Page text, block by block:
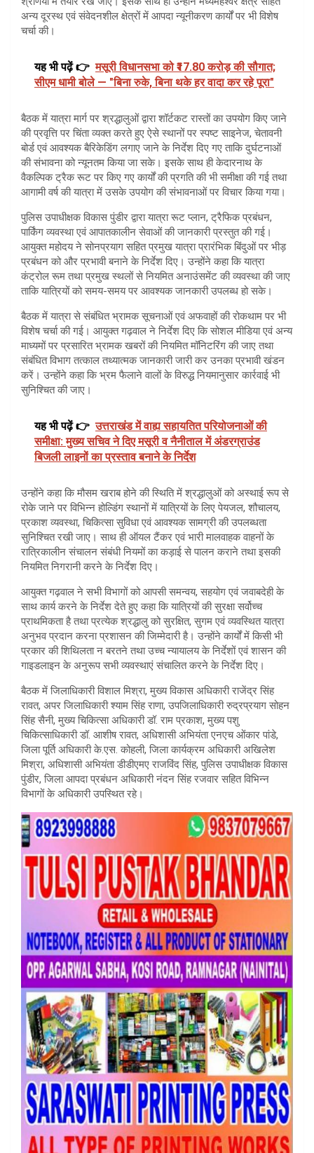
अन्य दूरस्थ एवं संवेदनशील क्षेत्रों में आपदा न्यूनीकरण कार्यों पर भी विशेष
चर्चा की।
यह भी पढ़ें 👉 मसूरी विधानसभा को ₹17.80 करोड़ की सौगात;
सीएम धामी बोले — "बिना रुके, बिना थके हर वादा कर रहे पूरा"
बैठक में यात्रा मार्ग पर श्रद्धालुओं द्वारा शॉर्टकट रास्तों का उपयोग किए जाने
की प्रवृत्ति पर चिंता व्यक्त करते हुए ऐसे स्थानों पर स्पष्ट साइनेज, चेतावनी
बोर्ड एवं आवश्यक बैरिकेडिंग लगाए जाने के निर्देश दिए गए ताकि दुर्घटनाओं
की संभावना को न्यूनतम किया जा सके। इसके साथ ही केदारनाथ के
वैकल्पिक ट्रैक रूट पर किए गए कार्यों की प्रगति की भी समीक्षा की गई तथा
आगामी वर्ष की यात्रा में उसके उपयोग की संभावनाओं पर विचार किया गया।
पुलिस उपाधीक्षक विकास पुंडीर द्वारा यात्रा रूट प्लान, ट्रैफिक प्रबंधन,
पार्किंग व्यवस्था एवं आपातकालीन सेवाओं की जानकारी प्रस्तुत की गई।
आयुक्त महोदय ने सोनप्रयाग सहित प्रमुख यात्रा प्रारंभिक बिंदुओं पर भीड़
प्रबंधन को और प्रभावी बनाने के निर्देश दिए। उन्होंने कहा कि यात्रा
कंट्रोल रूम तथा प्रमुख स्थलों से नियमित अनाउंसमेंट की व्यवस्था की जाए
ताकि यात्रियों को समय-समय पर आवश्यक जानकारी उपलब्ध हो सके।
बैठक में यात्रा से संबंधित भ्रामक सूचनाओं एवं अफवाहों की रोकथाम पर भी
विशेष चर्चा की गई। आयुक्त गढ़वाल ने निर्देश दिए कि सोशल मीडिया एवं अन्य
माध्यमों पर प्रसारित भ्रामक खबरों की नियमित मॉनिटरिंग की जाए तथा
संबंधित विभाग तत्काल तथ्यात्मक जानकारी जारी कर उनका प्रभावी खंडन
करें। उन्होंने कहा कि भ्रम फैलाने वालों के विरुद्ध नियमानुसार कार्रवाई भी
सुनिश्चित की जाए।
यह भी पढ़ें 👉 उत्तराखंड में वाह्य सहायतित परियोजनाओं की
समीक्षा: मुख्य सचिव ने दिए मसूरी व नैनीताल में अंडरग्राउंड
बिजली लाइनों का प्रस्ताव बनाने के निर्देश
उन्होंने कहा कि मौसम खराब होने की स्थिति में श्रद्धालुओं को अस्थाई रूप से
रोके जाने पर विभिन्न होल्डिंग स्थानों में यात्रियों के लिए पेयजल, शौचालय,
प्रकाश व्यवस्था, चिकित्सा सुविधा एवं आवश्यक सामग्री की उपलब्धता
सुनिश्चित रखी जाए। साथ ही ऑयल टैंकर एवं भारी मालवाहक वाहनों के
रात्रिकालीन संचालन संबंधी नियमों का कड़ाई से पालन कराने तथा इसकी
नियमित निगरानी करने के निर्देश दिए।
आयुक्त गढ़वाल ने सभी विभागों को आपसी समन्वय, सहयोग एवं जवाबदेही के
साथ कार्य करने के निर्देश देते हुए कहा कि यात्रियों की सुरक्षा सर्वोच्च
प्राथमिकता है तथा प्रत्येक श्रद्धालु को सुरक्षित, सुगम एवं व्यवस्थित यात्रा
अनुभव प्रदान करना प्रशासन की जिम्मेदारी है। उन्होंने कार्यों में किसी भी
प्रकार की शिथिलता न बरतने तथा उच्च न्यायालय के निर्देशों एवं शासन की
गाइडलाइन के अनुरूप सभी व्यवस्थाएं संचालित करने के निर्देश दिए।
बैठक में जिलाधिकारी विशाल मिश्रा, मुख्य विकास अधिकारी राजेंद्र सिंह
रावत, अपर जिलाधिकारी श्याम सिंह राणा, उपजिलाधिकारी रुद्रप्रयाग सोहन
सिंह सैनी, मुख्य चिकित्सा अधिकारी डॉ. राम प्रकाश, मुख्य पशु
चिकित्साधिकारी डॉ. आशीष रावत, अधिशासी अभियंता एनएच ओंकार पांडे,
जिला पूर्ति अधिकारी के.एस. कोहली, जिला कार्यक्रम अधिकारी अखिलेश
मिश्रा, अधिशासी अभियंता डीडीएमए राजविंद सिंह, पुलिस उपाधीक्षक विकास
पुंडीर, जिला आपदा प्रबंधन अधिकारी नंदन सिंह रजवार सहित विभिन्न
विभागों के अधिकारी उपस्थित रहे।